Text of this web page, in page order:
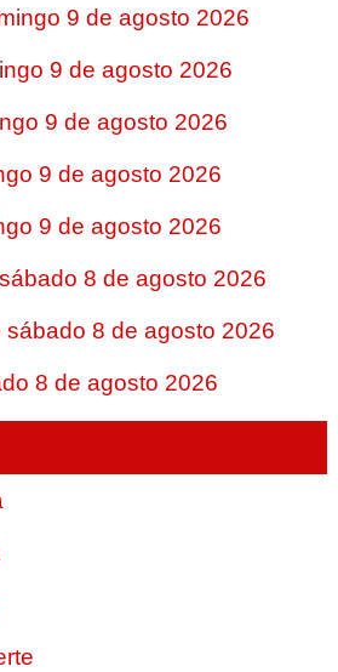
9 de agosto 2026
9 de agosto 2026
9 de agosto 2026
9 de agosto 2026
9 de agosto 2026
8 de agosto 2026
8 de agosto 2026
8 de agosto 2026